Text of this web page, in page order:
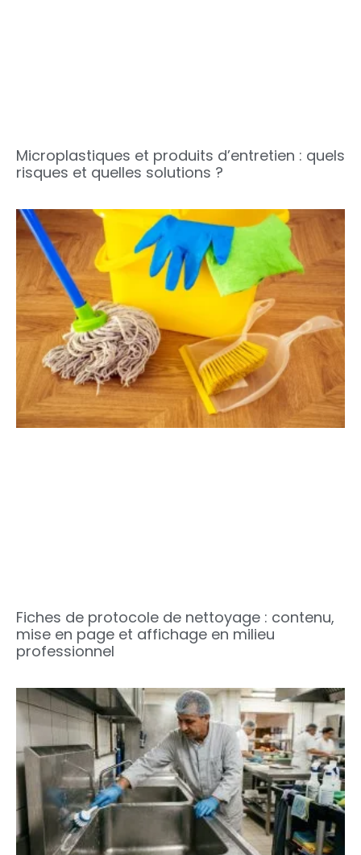
Microplastiques et produits d’entretien : quels
risques et quelles solutions ?
Fiches de protocole de nettoyage : contenu,
mise en page et affichage en milieu
professionnel